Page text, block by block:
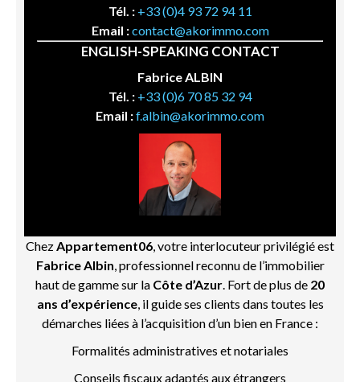
Tél. : +33 (0)4 93 72 94 11
Email :contact@akorimmo.com
ENGLISH-SPEAKING CONTACT
Fabrice ALBIN
Tél. : +33 (0)6 70 85 32 94
Email :f.albin@akorimmo.com
ChezAppartement06, votre interlocuteur privilégié est
Fabrice Albin, professionnel reconnu de l’immobilier
haut de gamme sur la Côte d’Azur. Fort de plus de 20
ans d’expérience, il guide ses clients dans toutes les
démarches liées à l’acquisition d’un bien en France :
Formalités administratives et notariales
Conseils fiscaux adaptés aux étrangers